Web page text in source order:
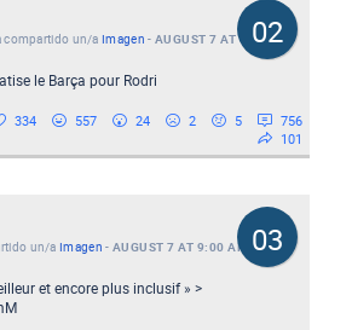
02
compartido un/a Imagen - AUGUST 7 AT 8:56 AM
le Barça pour Rodri
334 557 24 2 5
756
101
03
un/a Imagen - AUGUST 7 AT 9:00 AM
et encore plus inclusif » >